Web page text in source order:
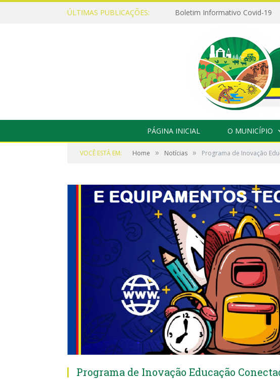
ÚLTIMAS PUBLICAÇÕES: Boletim Informativo Covid-19
PÁGINA INICIAL O MUNICÍPIO
VOCÊ ESTÁ EM: Home » Notícias » Programa de Inovação
Programa de Inovação Educação